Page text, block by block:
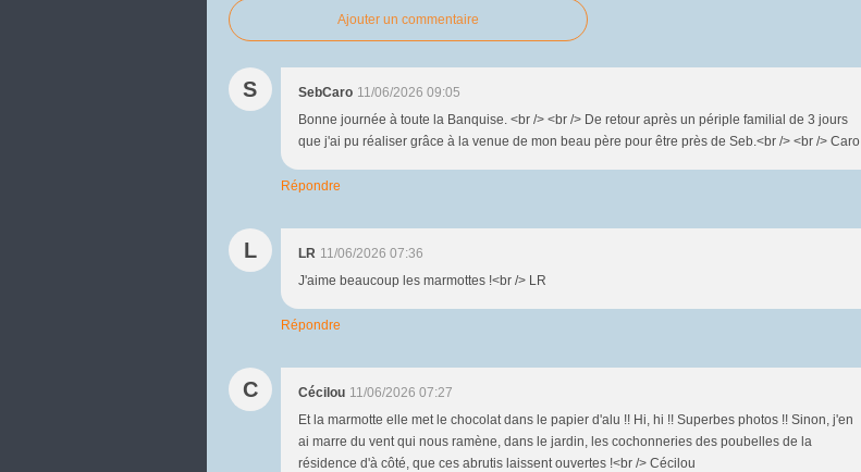
Ajouter un commentaire
S SebCaro 11/06/2026 09:05
Bonne journée à toute la Banquise. <br /> <br /> De retour après un périple familial de 3 jours
que j'ai pu réaliser grâce à la venue de mon beau père pour être près de Seb.<br /> <br /> Caro
Répondre
L LR 11/06/2026 07:36
J'aime beaucoup les marmottes !<br /> LR
Répondre
C Cécilou 11/06/2026 07:27
Et la marmotte elle met le chocolat dans le papier d'alu !! Hi, hi !! Superbes photos !! Sinon, j'en
ai marre du vent qui nous ramène, dans le jardin, les cochonneries des poubelles de la
résidence d'à côté, que ces abrutis laissent ouvertes !<br /> Cécilou